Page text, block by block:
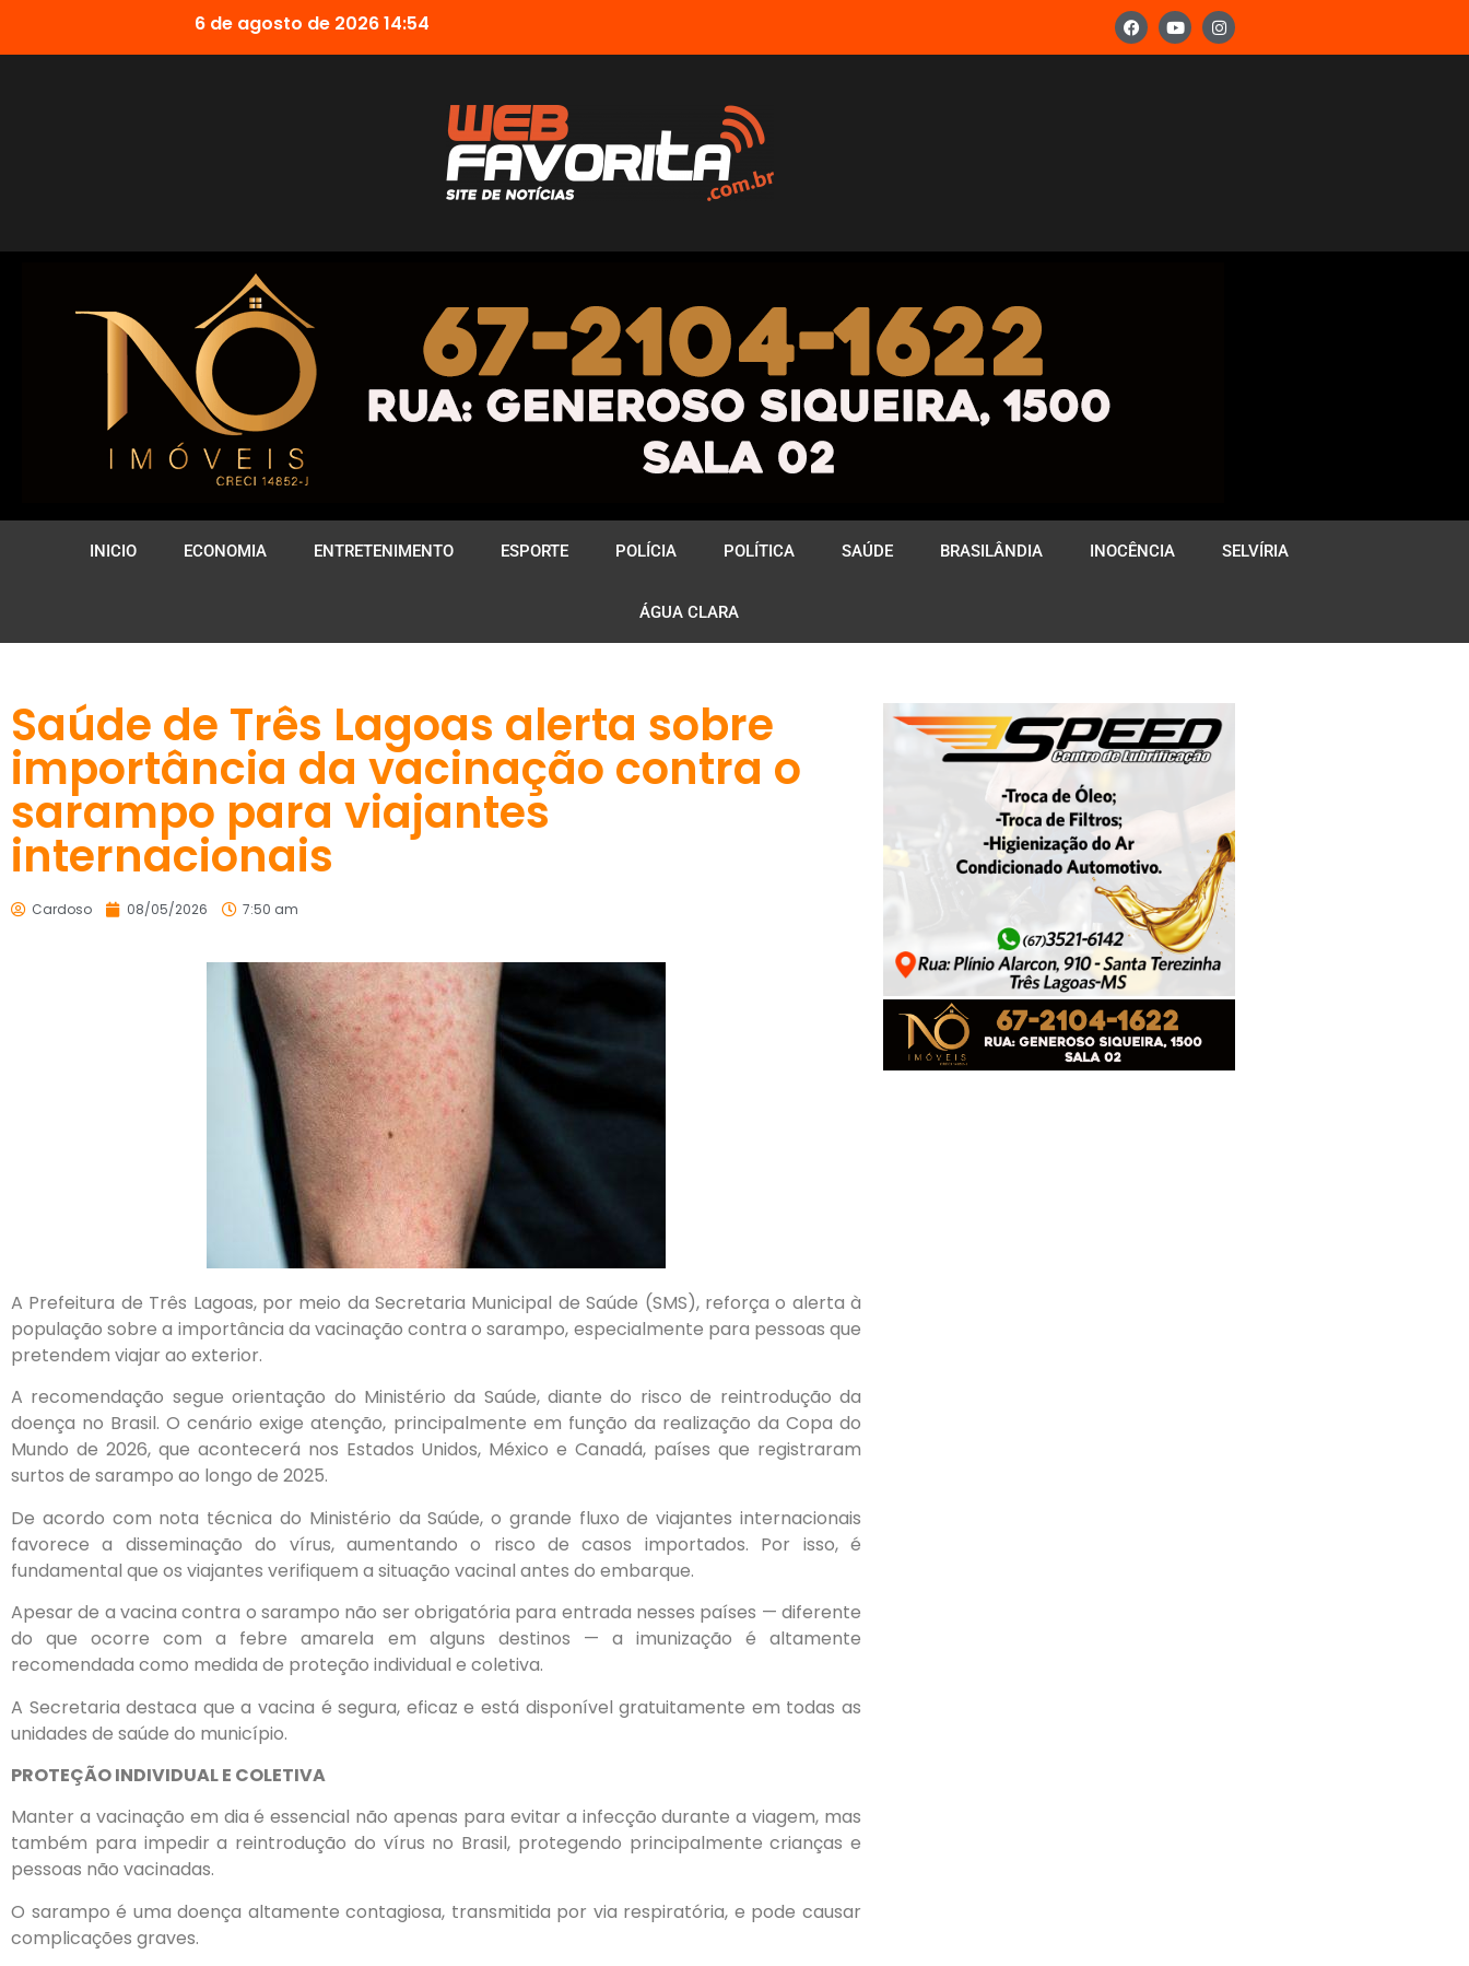
6 de agosto de 2026 14:54
INICIO ECONOMIA ENTRETENIMENTO ESPORTE POLÍCIA POLÍTICA SAÚDE BRASILÂNDIA INOCÊNCIA SELVÍRIA
ÁGUA CLARA
Saúde de Três Lagoas alerta sobre
importância da vacinação contra o
sarampo para viajantes
internacionais
Cardoso 08/05/2026 7:50 am
A Prefeitura de Três Lagoas, por meio da Secretaria Municipal de Saúde (SMS), reforça o alerta à
população sobre a importância da vacinação contra o sarampo, especialmente para pessoas que
pretendem viajar ao exterior.
A recomendação segue orientação do Ministério da Saúde, diante do risco de reintrodução da
doença no Brasil. O cenário exige atenção, principalmente em função da realização da Copa do
Mundo de 2026, que acontecerá nos Estados Unidos, México e Canadá, países que registraram
surtos de sarampo ao longo de 2025.
De acordo com nota técnica do Ministério da Saúde, o grande fluxo de viajantes internacionais
favorece a disseminação do vírus, aumentando o risco de casos importados. Por isso, é
fundamental que os viajantes verifiquem a situação vacinal antes do embarque.
Apesar de a vacina contra o sarampo não ser obrigatória para entrada nesses países — diferente
do que ocorre com a febre amarela em alguns destinos — a imunização é altamente
recomendada como medida de proteção individual e coletiva.
A Secretaria destaca que a vacina é segura, eficaz e está disponível gratuitamente em todas as
unidades de saúde do município.
PROTEÇÃO INDIVIDUAL E COLETIVA
Manter a vacinação em dia é essencial não apenas para evitar a infecção durante a viagem, mas
também para impedir a reintrodução do vírus no Brasil, protegendo principalmente crianças e
pessoas não vacinadas.
O sarampo é uma doença altamente contagiosa, transmitida por via respiratória, e pode causar
complicações graves.